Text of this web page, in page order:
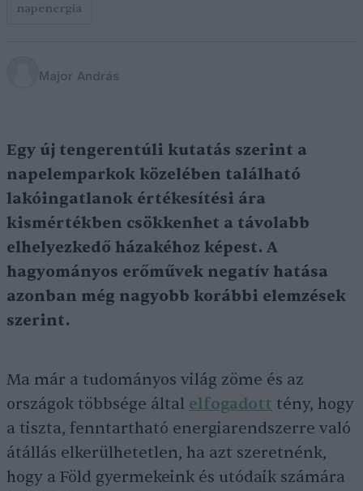
napenergia
Major András
Egy új tengerentúli kutatás szerint a
napelemparkok közelében található
lakóingatlanok értékesítési ára
kismértékben csökkenhet a távolabb
elhelyezkedő házakéhoz képest. A
hagyományos erőművek negatív hatása
azonban még nagyobb korábbi elemzések
szerint.
Ma már a tudományos világ zöme és az
országok többsége által elfogadott tény, hogy
a tiszta, fenntartható energiarendszerre való
átállás elkerülhetetlen, ha azt szeretnénk,
hogy a Föld gyermekeink és utódaik számára